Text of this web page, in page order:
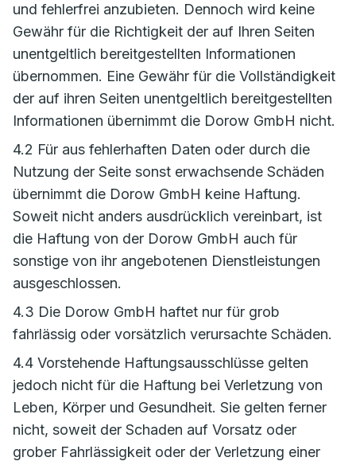
und fehlerfrei anzubieten. Dennoch wird keine
Gewähr für die Richtigkeit der auf Ihren Seiten
unentgeltlich bereitgestellten Informationen
übernommen. Eine Gewähr für die Vollständigkeit
der auf ihren Seiten unentgeltlich bereitgestellten
Informationen übernimmt die Dorow GmbH nicht.
4.2 Für aus fehlerhaften Daten oder durch die
Nutzung der Seite sonst erwachsende Schäden
übernimmt die Dorow GmbH keine Haftung.
Soweit nicht anders ausdrücklich vereinbart, ist
die Haftung von der Dorow GmbH auch für
sonstige von ihr angebotenen Dienstleistungen
ausgeschlossen.
4.3 Die Dorow GmbH haftet nur für grob
fahrlässig oder vorsätzlich verursachte Schäden.
4.4 Vorstehende Haftungsausschlüsse gelten
jedoch nicht für die Haftung bei Verletzung von
Leben, Körper und Gesundheit. Sie gelten ferner
nicht, soweit der Schaden auf Vorsatz oder
grober Fahrlässigkeit oder der Verletzung einer